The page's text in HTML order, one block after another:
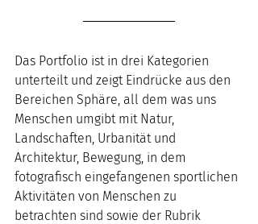
Das Portfolio ist in drei Kategorien
unterteilt und zeigt Eindrücke aus den
Bereichen Sphäre, all dem was uns
Menschen umgibt mit Natur,
Landschaften, Urbanität und
Architektur, Bewegung, in dem
fotografisch eingefangenen sportlichen
Aktivitäten von Menschen zu
betrachten sind sowie der Rubrik